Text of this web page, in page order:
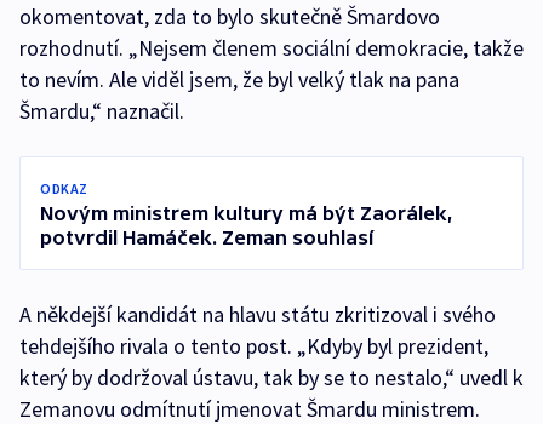
okomentovat, zda to bylo skutečně Šmardovo
rozhodnutí. „Nejsem členem sociální demokracie, takže
to nevím. Ale viděl jsem, že byl velký tlak na pana
Šmardu,“ naznačil.
ODKAZ
Novým ministrem kultury má být Zaorálek,
potvrdil Hamáček. Zeman souhlasí
A někdejší kandidát na hlavu státu zkritizoval i svého
tehdejšího rivala o tento post. „Kdyby byl prezident,
který by dodržoval ústavu, tak by se to nestalo,“ uvedl k
Zemanovu odmítnutí jmenovat Šmardu ministrem.